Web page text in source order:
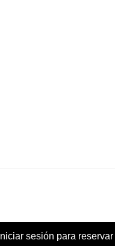
Iniciar sesión para reservar